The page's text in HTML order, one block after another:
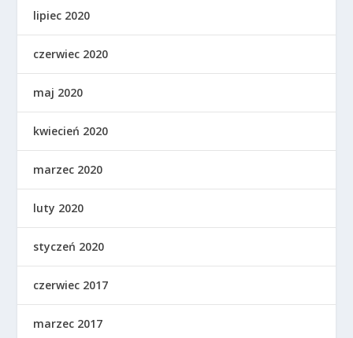
lipiec 2020
czerwiec 2020
maj 2020
kwiecień 2020
marzec 2020
luty 2020
styczeń 2020
czerwiec 2017
marzec 2017